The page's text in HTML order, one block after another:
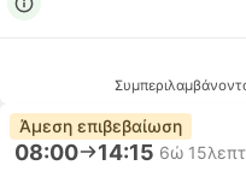
Άμεση επιβεβαίωση
08:00 14:15 6ώ